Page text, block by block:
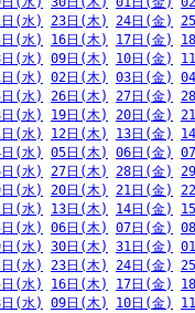
(水) 23日(木) 24日(金)
日(水) 16日(木) 17日(金)
(水) 09日(木) 10日(金)
(水) 02日(木) 03日(金)
(水) 26日(木) 27日(金)
日(水) 19日(木) 20日(金)
日(水) 12日(木) 13日(金)
(水) 05日(木) 06日(金)
(水) 27日(木) 28日(金)
日(水) 20日(木) 21日(金)
日(水) 13日(木) 14日(金)
(水) 06日(木) 07日(金)
(水) 30日(木) 31日(金)
(水) 23日(木) 24日(金)
日(水) 16日(木) 17日(金)
(水) 09日(木) 10日(金)